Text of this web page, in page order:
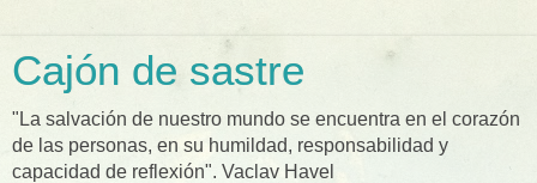
Cajón de sastre
"La salvación de nuestro mundo se encuentra en el corazón
de las personas, en su humildad, responsabilidad y
capacidad de reflexión". Vaclav Havel